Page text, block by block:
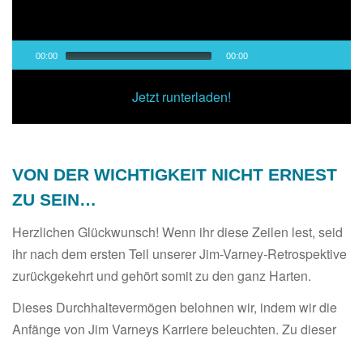
Player
00:00 00:00
Jetzt runterladen!
VON DER WICHTIGKEIT NICHT ERNEST
ZU SEIN…
Herzlichen Glückwunsch! Wenn ihr diese Zeilen lest, seid
ihr nach dem ersten Teil unserer Jim-Varney-Retrospektive
zurückgekehrt und gehört somit zu den ganz Harten.
Dieses Durchhaltevermögen belohnen wir, indem wir die
Anfänge von Jim Varneys Karriere beleuchten. Zu dieser